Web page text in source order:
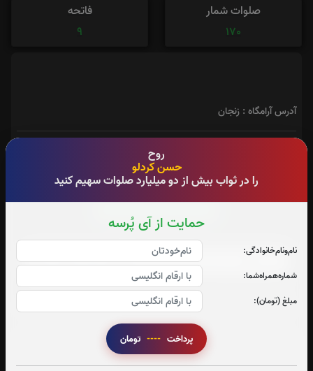
روح
حسن کردلو
را در ثواب بیش از دو میلیارد صلوات سهیم کنید
حمایت از آی پُرسه
نام‌و‌نام‌خانوادگی:
شماره‌همراه‌شما:
مبلغ (تومان):
پرداخت ----
صلوات شمار
170
فاتحه
9
آدرس آرامگاه : زنجان
زیارت اربعین:4بار
صوت زیارت اربعین - فرهمند
تعداد بازدید : 400